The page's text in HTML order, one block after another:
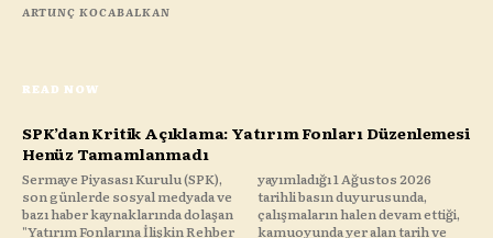
ARTUNÇ KOCABALKAN
READ NOW
SPK’dan Kritik Açıklama: Yatırım Fonları Düzenlemesi
Henüz Tamamlanmadı
Sermaye Piyasası Kurulu (SPK),
son günlerde sosyal medyada ve
bazı haber kaynaklarında dolaşan
"Yatırım Fonlarına İlişkin Rehber
yayımladığı 1 Ağustos 2026
tarihli basın duyurusunda,
çalışmaların halen devam ettiği,
kamuoyunda yer alan tarih ve